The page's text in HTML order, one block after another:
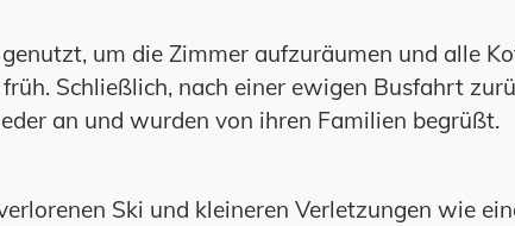
um die Zimmer aufzuräumen und alle
Schließlich, nach einer ewigen Busfahrt
an und wurden von ihren Familien begrüßt.
Ski und kleineren Verletzungen wie